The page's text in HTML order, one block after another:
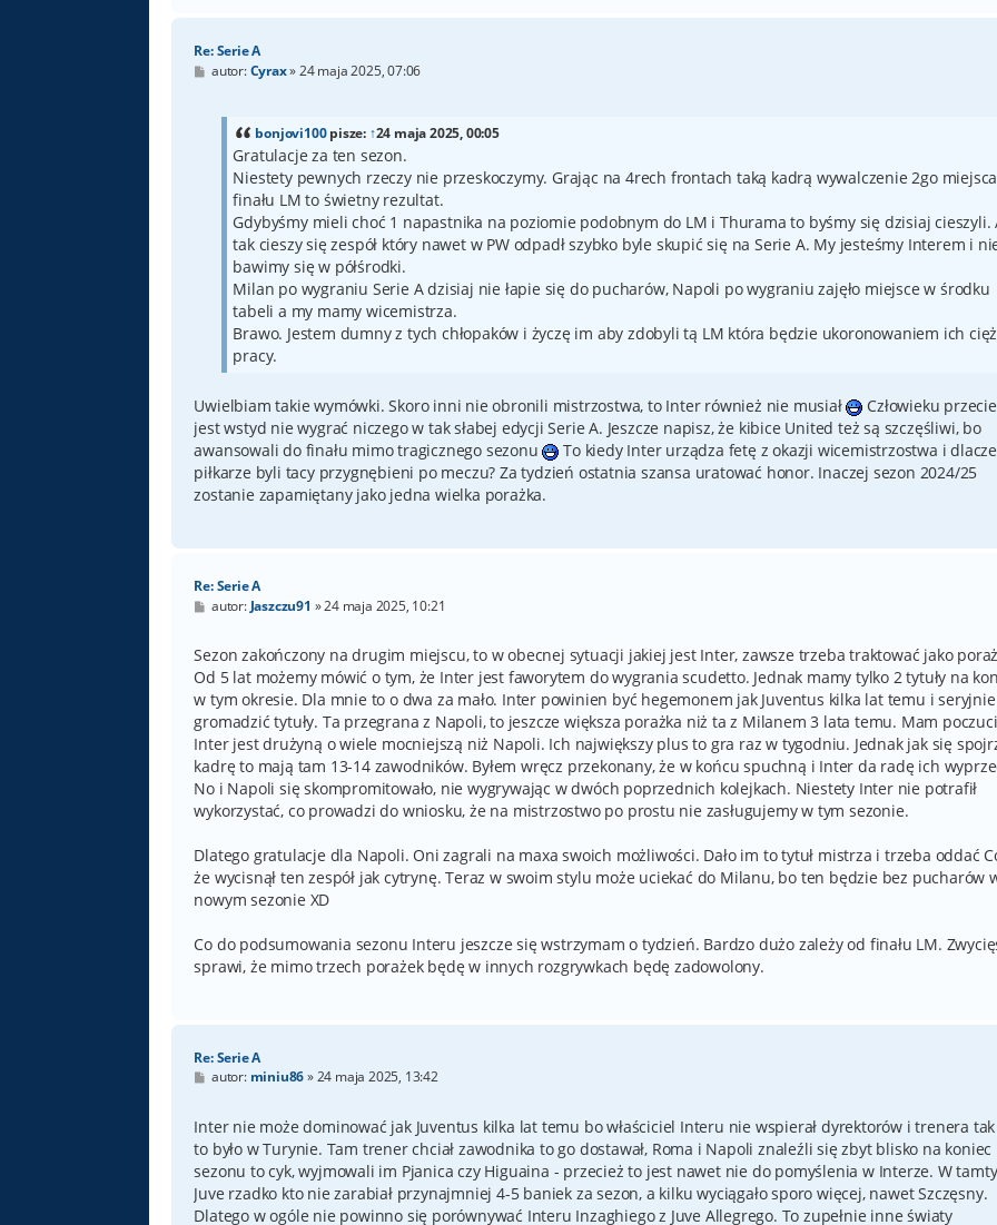
Re: Serie A
Pautor:Cyrax»24 maja 2025, 07:06
bonjovi100pisze: ↑24 maja 2025, 00:05
Gratulacje za ten sezon.
Niestety pewnych rzeczy nie przeskoczymy. Grając na 4rech frontach taką kadrą wywalczenie 2go
finału LM to świetny rezultat.
Gdybyśmy mieli choć 1 napastnika na poziomie podobnym do LM i Thurama to byśmy się dzisiaj cieszyli.
tak cieszy się zespół który nawet w PW odpadł szybko byle skupić się na Serie A. My jesteśmy Interem i
bawimy się w półśrodki.
Milan po wygraniu Serie A dzisiaj nie łapie się do pucharów, Napoli po wygraniu zajęło miejsce w środku
tabeli a my mamy wicemistrza.
Brawo. Jestem dumny z tych chłopaków i życzę im aby zdobyli tą LM która będzie ukoronowaniem ich
pracy.
Uwielbiam takie wymówki. Skoro inni nie obronili mistrzostwa, to Inter również nie musiał
Człowieku
jest wstyd nie wygrać niczego w tak słabej edycji Serie A. Jeszcze napisz, że kibice United też są szczęśliwi, bo
awansowali do finału mimo tragicznego sezonu
To kiedy Inter urządza fetę z okazji wicemistrzostwa i
piłkarze byli tacy przygnębieni po meczu? Za tydzień ostatnia szansa uratować honor. Inaczej sezon 2024/25
zostanie zapamiętany jako jedna wielka porażka.
Re: Serie A
P
t
autor: Jaszczu91 »24 maja 2025, 10:21
Sezon zakończony na drugim miejscu, to w obecnej sytuacji jakiej jest Inter, zawsze trzeba traktować jako
Od 5 lat możemy mówić o tym, że Inter jest faworytem do wygrania scudetto. Jednak mamy tylko 2 tytuły na
w tym okresie. Dla mnie to o dwa za mało. Inter powinien być hegemonem jak Juventus kilka lat temu i seryjnie
gromadzić tytuły. Ta przegrana z Napoli, to jeszcze większa porażka niż ta z Milanem 3 lata temu. Mam
Inter jest drużyną o wiele mocniejszą niż Napoli. Ich największy plus to gra raz w tygodniu. Jednak jak się
kadrę to mają tam 13-14 zawodników. Byłem wręcz przekonany, że w końcu spuchną i Inter da radę ich
No i Napoli się skompromitowało, nie wygrywając w dwóch poprzednich kolejkach. Niestety Inter nie potrafił
wykorzystać, co prowadzi do wniosku, że na mistrzostwo po prostu nie zasługujemy w tym sezonie.
Dlatego gratulacje dla Napoli. Oni zagrali na maxa swoich możliwości. Dało im to tytuł mistrza i trzeba oddać
że wycisnął ten zespół jak cytrynę. Teraz w swoim stylu może uciekać do Milanu, bo ten będzie bez pucharów
nowym sezonie XD
Co do podsumowania sezonu Interu jeszcze się wstrzymam o tydzień. Bardzo dużo zależy od finału LM.
sprawi, że mimo trzech porażek będę w innych rozgrywkach będę zadowolony.
Re: Serie A
P
t
autor: miniu86»24 maja 2025, 13:42
Inter nie może dominować jak Juventus kilka lat temu bo właściciel Interu nie wspierał dyrektorów i trenera
to było w Turynie. Tam trener chciał zawodnika to go dostawał, Roma i Napoli znaleźli się zbyt blisko na koniec
sezonu to cyk, wyjmowali im Pjanica czy Higuaina - przecież to jest nawet nie do pomyślenia w Interze. W
Juve rzadko kto nie zarabiał przynajmniej 4-5 baniek za sezon, a kilku wyciągało sporo więcej, nawet Szczęsny.
Dlatego w ogóle nie powinno się porównywać Interu Inzaghiego z Juve Allegrego. To zupełnie inne światy